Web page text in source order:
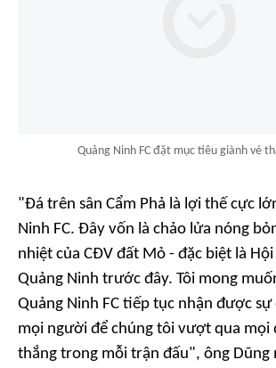
Quảng Ninh FC đặt mục tiêu giành vé
"Đá trên sân Cẩm Phả là lợi thế cực
Ninh FC. Đây vốn là chảo lửa nóng
nhiệt của CĐV đất Mỏ - đặc biệt là Hội
Quảng Ninh trước đây. Tôi mong
Quảng Ninh FC tiếp tục nhận được sự
mọi người để chúng tôi vượt qua mọi
thắng trong mỗi trận đấu", ông Dũng